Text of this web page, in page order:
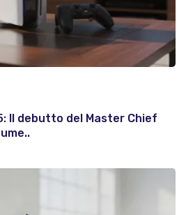
Il debutto del Master Chief